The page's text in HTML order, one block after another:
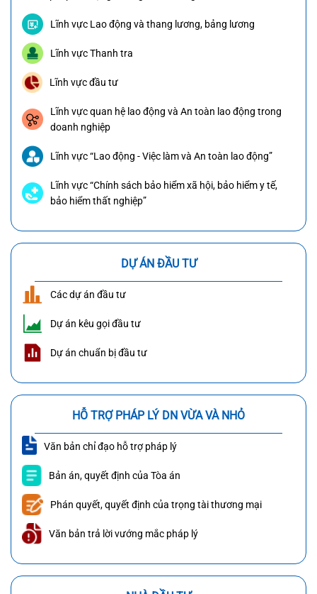
Lĩnh vực Lao động và thang lương, bảng lương
Lĩnh vực Thanh tra
Lĩnh vực đầu tư
Lĩnh vực quan hệ lao động và An toàn lao động trong
doanh nghiệp
Lĩnh vực “Lao động - Việc làm và An toàn lao động”
Lĩnh vực “Chính sách bảo hiểm xã hội, bảo hiểm y tế,
bảo hiểm thất nghiệp”
DỰ ÁN ĐẦU TƯ
Các dự án đầu tư
Dự án kêu gọi đầu tư
Dự án chuẩn bị đầu tư
HỖ TRỢ PHÁP LÝ DN VỪA VÀ NHỎ
Văn bản chỉ đạo hỗ trợ pháp lý
Bản án, quyết định của Tòa án
Phán quyết, quyết định của trọng tài thương mại
Văn bản trả lời vướng mắc pháp lý